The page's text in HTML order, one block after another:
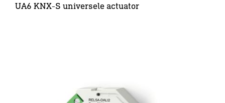
UA6 KNX-S universele actuator